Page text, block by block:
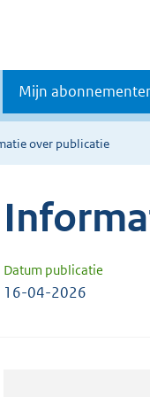
Mijn
over publicatie
Datum publicatie
16-04-2026